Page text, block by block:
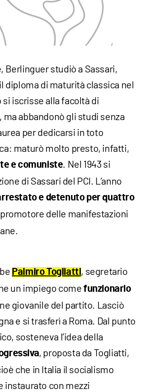
Berlinguer studiò a Sassari,
diploma di maturità classica nel
si iscrisse alla facoltà di
ma abbandonò gli studi senza
per dedicarsi in toto
maturò molto presto, infatti,
e comuniste. Nel 1943 si
di Sassari del PCI. L’anno
e detenuto per quattro
delle manifestazioni
Palmiro Togliatti, segretario
un impiego comefunzionario
giovanile del partito. Lasciò
e si trasferì a Roma. Dal punto
sosteneva l’idea della
, proposta da Togliatti,
che in Italia il socialismo
instaurato con mezzi